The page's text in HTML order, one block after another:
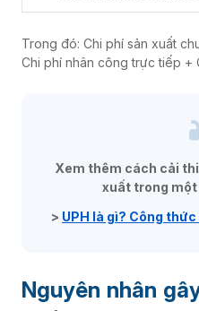
Trong đó: Chi phí sản xuất
Chi phí nhân công trực tiếp +
Xem thêm cách cải
xuất trong một
> UPH là gì? Công
Nguyên nhân